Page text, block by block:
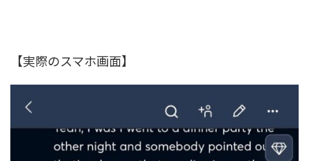
【実際のスマホ画面】